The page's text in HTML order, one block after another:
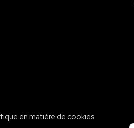
en matière de cookies